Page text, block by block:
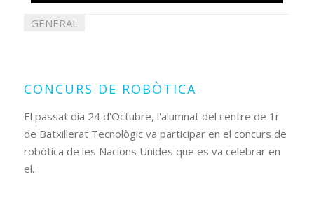
GENERAL
CONCURS DE ROBÒTICA
El passat dia 24 d'Octubre, l'alumnat del centre de 1r
de Batxillerat Tecnològic va participar en el concurs de
robòtica de les Nacions Unides que es va celebrar en
el…